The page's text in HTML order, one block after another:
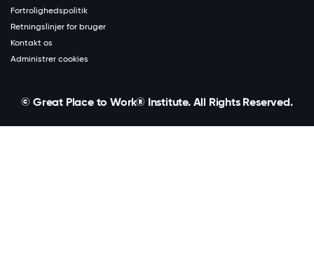
Fortrolighedspolitik
Retningslinjer for bruger
Kontakt os
Administrer cookies
© Great Place to Work® Institute. All Rights Reserved.